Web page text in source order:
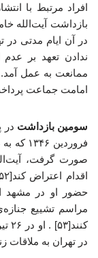
افراد مرتبط با
در آن ایام مدتی در
ندادن تعهد بر
ممانعت به عمل
امامت جماعت
سومین بازداشت در
صورت گرفت،
مراسم تشییع
در تهران به ملاقات